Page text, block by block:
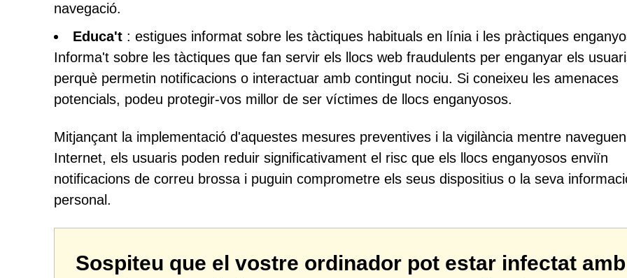
navegació.
Educa't : estigues informat sobre les tàctiques habituals en línia i les pràctiques
Informa't sobre les tàctiques que fan servir els llocs web fraudulents per enganyar els
perquè permetin notificacions o interactuar amb contingut nociu. Si coneixeu les amenaces
potencials, podeu protegir-vos millor de ser víctimes de llocs enganyosos.
Mitjançant la implementació d'aquestes mesures preventives i la vigilància mentre
Internet, els usuaris poden reduir significativament el risc que els llocs enganyosos enviïn
notificacions de correu brossa i puguin comprometre els seus dispositius o la seva
personal.
Sospiteu que el vostre ordinador pot estar infectat amb